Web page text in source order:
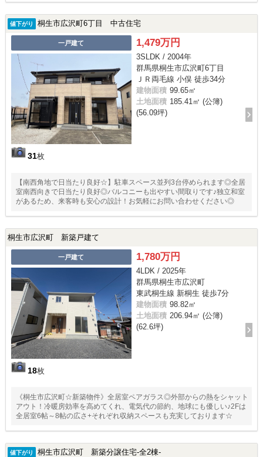
値下がり 桐生市広沢町6丁目 中古住宅
一戸建て
31枚
1,479万円
3SLDK / 2004年
群馬県桐生市広沢町6丁目
ＪＲ両毛線 小俣 徒歩34分
建物面積 99.65㎡
土地面積 185.41㎡ (公簿)
(56.09坪)
【南西角地で日当たり良好☆】駐車スペース並列3台停められます◎全居
室南西向きで日当たり良好◎バルコニーも出やすい間取りです♪独立和室
があるため、来客時も安心の設計！お気軽にお問い合わせください◎
桐生市広沢町 新築戸建て
一戸建て
18枚
1,780万円
4LDK / 2025年
群馬県桐生市広沢町
東武桐生線 新桐生 徒歩7分
建物面積 98.82㎡
土地面積 206.94㎡ (公簿)
(62.6坪)
《桐生市広沢町☆新築物件》全居室ペアガラス◎外部からの熱をシャット
アウト！冷暖房効率を高めてくれ、電気代の節約、地球にも優しい♪2Fは
全居室6帖～8帖の広さ+それぞれ収納スペースも充実しております☆
値下がり 桐生市広沢町 新築分譲住宅-全2棟-